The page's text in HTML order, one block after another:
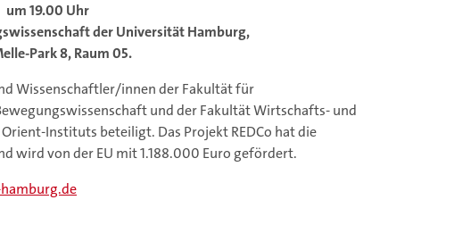
um 19.00 Uhr
der Universität Hamburg,
Park 8, Raum 05.
Wissenschaftler/innen der Fakultät für
und der Fakultät Wirtschafts- und
Instituts beteiligt. Das Projekt REDCo hat die
wird von der EU mit 1.188.000 Euro gefördert.